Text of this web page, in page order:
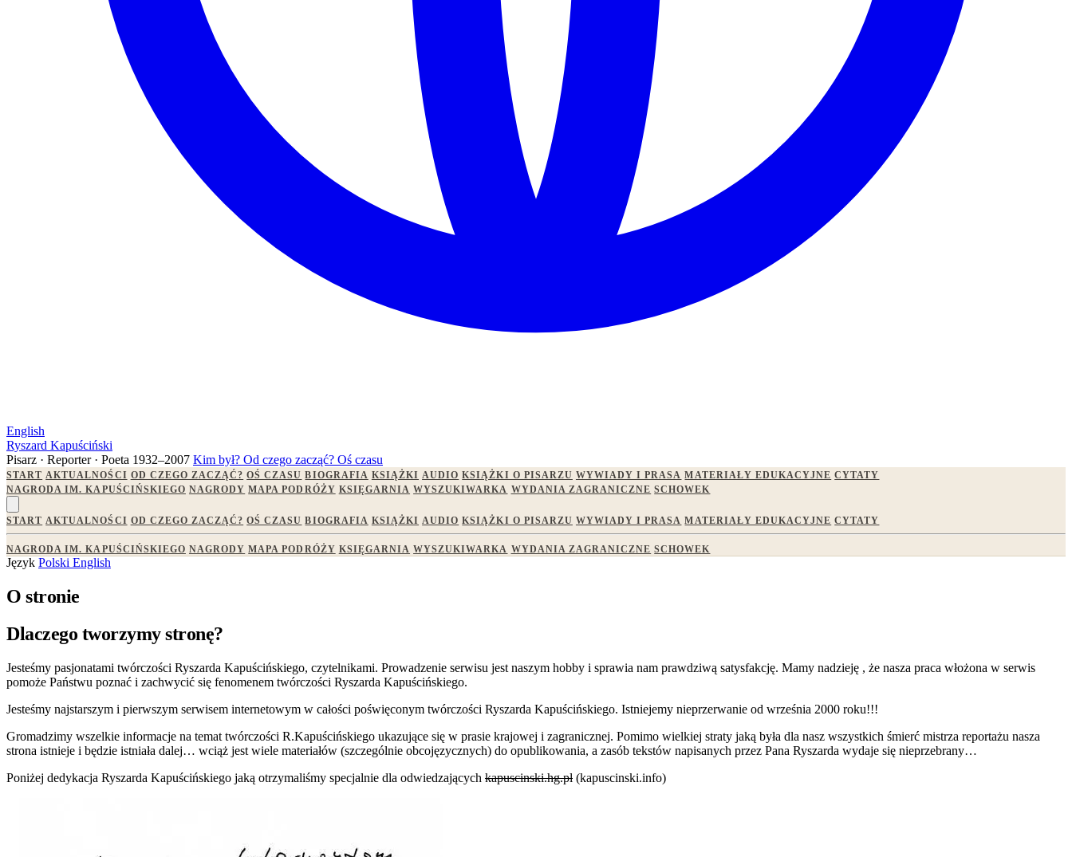
English
Ryszard Kapuściński
Pisarz · Reporter · Poeta 1932–2007 Kim był? Od czego zacząć? Oś czasu
START AKTUALNOŚCI OD CZEGO ZACZĄĆ? OŚ CZASU BIOGRAFIA KSIĄŻKI AUDIO KSIĄŻKI O PISARZU WYWIADY I PRASA MATERIAŁY EDUKACYJNE CYTATY
NAGRODA IM. KAPUŚCIŃSKIEGO NAGRODY MAPA PODRÓŻY KSIĘGARNIA WYSZUKIWARKA WYDANIA ZAGRANICZNE SCHOWEK
START AKTUALNOŚCI OD CZEGO ZACZĄĆ? OŚ CZASU BIOGRAFIA KSIĄŻKI AUDIO KSIĄŻKI O PISARZU WYWIADY I PRASA MATERIAŁY EDUKACYJNE CYTATY
NAGRODA IM. KAPUŚCIŃSKIEGO NAGRODY MAPA PODRÓŻY KSIĘGARNIA WYSZUKIWARKA WYDANIA ZAGRANICZNE SCHOWEK
Język Polski English
O stronie
Dlaczego tworzymy stronę?
Jesteśmy pasjonatami twórczości Ryszarda Kapuścińskiego, czytelnikami. Prowadzenie serwisu jest naszym hobby i sprawia nam prawdziwą satysfakcję. Mamy nadzieję , że nasza praca włożona w serwis
pomoże Państwu poznać i zachwycić się fenomenem twórczości Ryszarda Kapuścińskiego.
Jesteśmy najstarszym i pierwszym serwisem internetowym w całości poświęconym twórczości Ryszarda Kapuścińskiego. Istniejemy nieprzerwanie od września 2000 roku!!!
Gromadzimy wszelkie informacje na temat twórczości R.Kapuścińskiego ukazujące się w prasie krajowej i zagranicznej. Pomimo wielkiej straty jaką była dla nasz wszystkich śmierć mistrza reportażu nasza
strona istnieje i będzie istniała dalej… wciąż jest wiele materiałów (szczególnie obcojęzycznych) do opublikowania, a zasób tekstów napisanych przez Pana Ryszarda wydaje się nieprzebrany…
Poniżej dedykacja Ryszarda Kapuścińskiego jaką otrzymaliśmy specjalnie dla odwiedzających kapuscinski.hg.pl (kapuscinski.info)